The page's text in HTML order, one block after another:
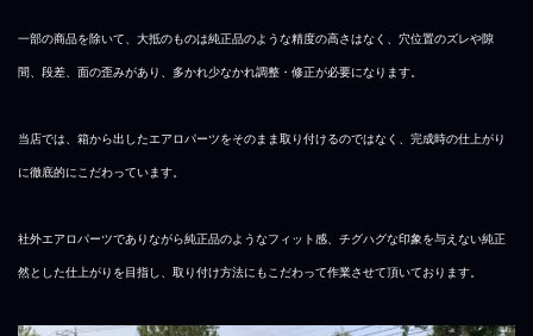
一部の商品を除いて、大抵のものは純正品のような精度の高さはなく、穴位置のズレや隙
間、段差、面の歪みがあり、多かれ少なかれ調整・修正が必要になります。
当店では、箱から出したエアロパーツをそのまま取り付けるのではなく、完成時の仕上がり
に徹底的にこだわっています。
社外エアロパーツでありながら純正品のようなフィット感、チグハグな印象を与えない純正
然とした仕上がりを目指し、取り付け方法にもこだわって作業させて頂いております。